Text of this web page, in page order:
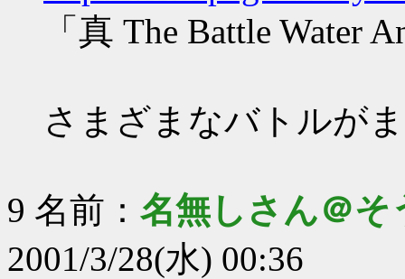
「真 The Battle Water
さまざまなバトルが
9 名前： 名無しさん＠そ
2001/3/28(水) 00:36